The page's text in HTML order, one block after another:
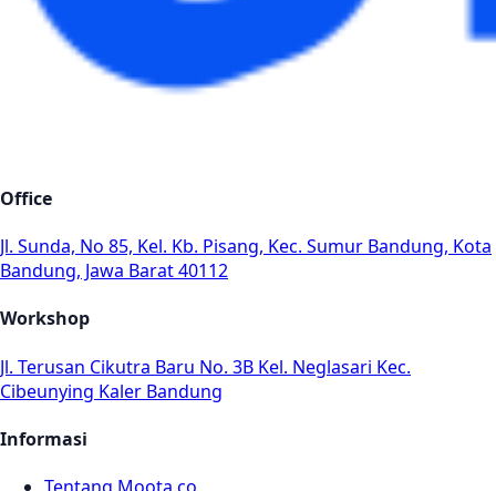
Office
Jl. Sunda, No 85, Kel. Kb. Pisang, Kec. Sumur Bandung, Kota
Bandung, Jawa Barat 40112
Workshop
Jl. Terusan Cikutra Baru No. 3B Kel. Neglasari Kec.
Cibeunying Kaler Bandung
Informasi